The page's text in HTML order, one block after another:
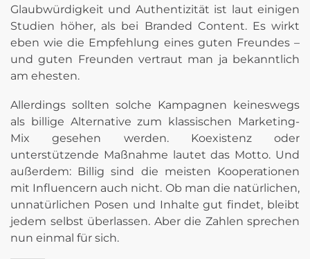
Glaubwürdigkeit und Authentizität ist laut einigen
Studien höher, als bei Branded Content. Es wirkt
eben wie die Empfehlung eines guten Freundes –
und guten Freunden vertraut man ja bekanntlich
am ehesten.
Allerdings sollten solche Kampagnen keineswegs
als billige Alternative zum klassischen Marketing-
Mix gesehen werden. Koexistenz oder
unterstützende Maßnahme lautet das Motto. Und
außerdem: Billig sind die meisten Kooperationen
mit Influencern auch nicht. Ob man die natürlichen,
unnatürlichen Posen und Inhalte gut findet, bleibt
jedem selbst überlassen. Aber die Zahlen sprechen
nun einmal für sich.